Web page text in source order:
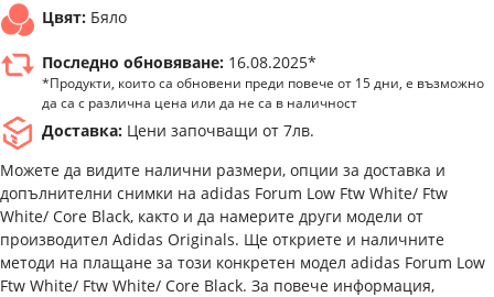
Цвят: Бяло
Последно обновяване: 16.08.2025*
*Продукти, които са обновени преди повече от 15 дни, е възможно
да са с различна цена или да не са в наличност
Доставка: Цени започващи от 7лв.
Можете да видите налични размери, опции за доставка и
допълнителни снимки на adidas Forum Low Ftw White/ Ftw
White/ Core Black, както и да намерите други модели от
производител Adidas Originals. Ще откриете и наличните
методи на плащане за този конкретен модел adidas Forum Low
Ftw White/ Ftw White/ Core Black. За повече информация,